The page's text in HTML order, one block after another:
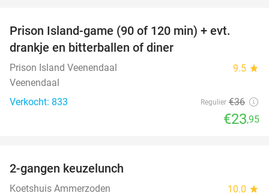
Prison Island-game (90 of 120 min) + evt.
drankje en bitterballen of diner
Prison Island Veenendaal 9.5 star
Veenendaal
Verkocht: 833
Regulier €36
€23,95
2-gangen keuzelunch
Koetshuis Ammerzoden 10.0 star